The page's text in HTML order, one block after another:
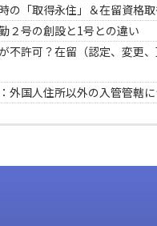
の「取得永住」＆在留資格
２号の創設と1号との違い
不許可？在留（認定、変更
外国人住所以外の入管管轄